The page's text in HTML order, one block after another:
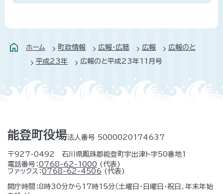
ホーム 町政情報 広報・広聴 広報
広報のと
平成23年
広報のと平成23年11月号
能登町役場法人番号 5000020174637
〒927-0492 石川県鳳珠郡能登町宇出津ト字50番地1
電話番号：0768-62-1000 (代表)
ファックス：0768-62-4506 (代表)
開庁時間：8時30分から17時15分（土曜日・日曜日・祝日、年末年始